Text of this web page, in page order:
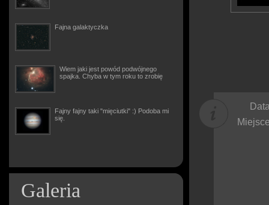
Fajna galaktyczka
Wiem jaki jest powód podwójnego
spajka. Chyba w tym roku to zrobię
Fajny fajny taki "mięciutki" :) Podoba mi
się.
Galeria